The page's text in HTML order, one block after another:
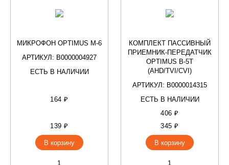
МИКРОФОН OPTIMUS M-6
АРТИКУЛ: В0000004927
ЕСТЬ В НАЛИЧИИ
164 ₽
139 ₽
В корзину
КОМПЛЕКТ ПАССИВНЫЙ
ПРИЕМНИК-ПЕРЕДАТЧИК
OPTIMUS B-5T
(AHD/TVI/CVI)
АРТИКУЛ: В0000014315
ЕСТЬ В НАЛИЧИИ
406 ₽
345 ₽
В корзину